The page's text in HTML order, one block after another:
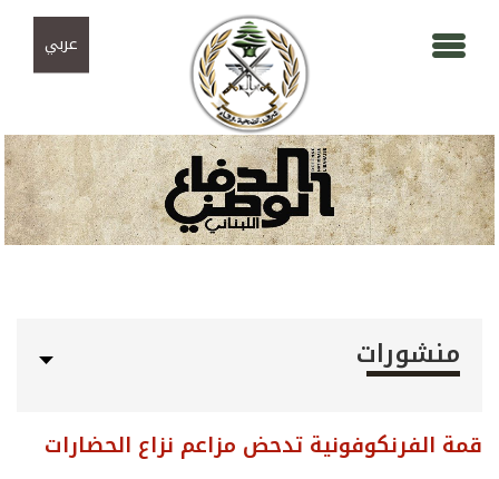
عربي
منشورات
قمة الفرنكوفونية تدحض مزاعم نزاع الحضارات